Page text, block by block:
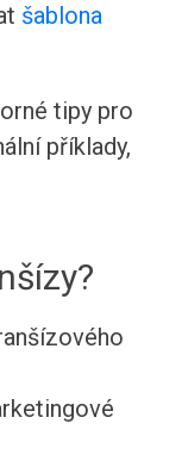
šablona
tipy pro
příklady,